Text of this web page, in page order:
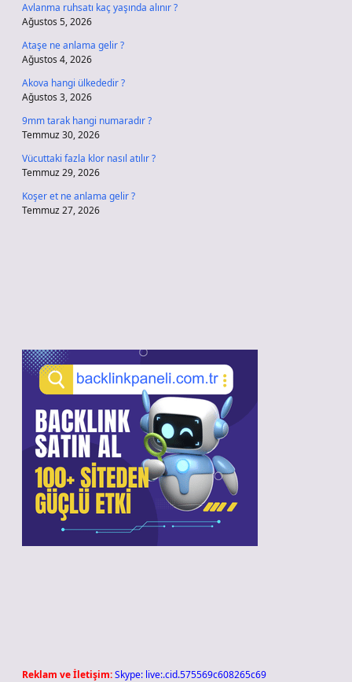
Avlanma ruhsatı kaç yaşında alınır ?
Ağustos 5, 2026
Ataşe ne anlama gelir ?
Ağustos 4, 2026
Akova hangi ülkededir ?
Ağustos 3, 2026
9mm tarak hangi numaradır ?
Temmuz 30, 2026
Vücuttaki fazla klor nasıl atılır ?
Temmuz 29, 2026
Koşer et ne anlama gelir ?
Temmuz 27, 2026
Reklam ve İletişim:Skype: live:.cid.575569c608265c69